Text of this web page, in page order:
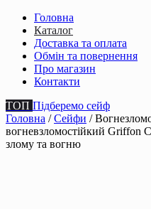
Головна
Каталог
Доставка та оплата
Обмін та повернення
Про магазин
Контакти
ТОП Підберемо сейф
Головна /Сейфи /
вогневзломостійкий Griffon
злому та вогню